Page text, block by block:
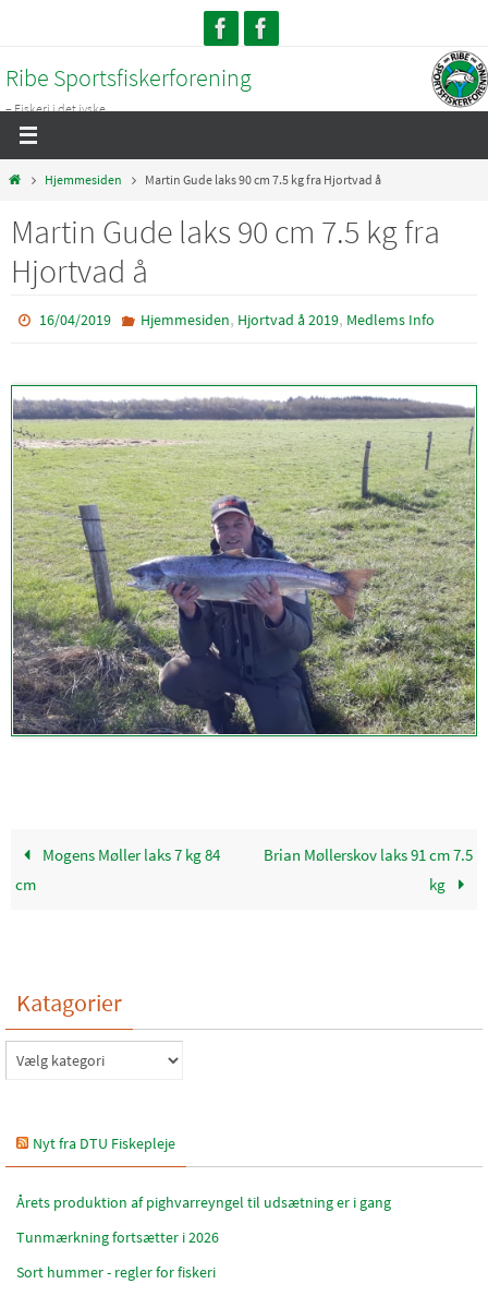
content
Ribe Sportsfiskerforening
– Fiskeri i det jyske...
HomeHjemmesiden Martin Gude laks 90 cm 7.5 kg fra Hjortvad å
Martin Gude laks 90 cm 7.5 kg fra
Hjortvad å
16/04/2019 Hjemmesiden, Hjortvad å 2019, Medlems Info
Mogens Møller laks 7 kg 84
cm
Brian Møllerskov laks 91 cm 7.5
kg
Katagorier
Katagorier
Nyt fra DTU Fiskepleje
Årets produktion af pighvarreyngel til udsætning er i gang
Tunmærkning fortsætter i 2026
Sort hummer - regler for fiskeri